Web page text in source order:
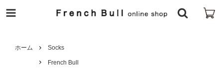
ホーム Socks
French Bull